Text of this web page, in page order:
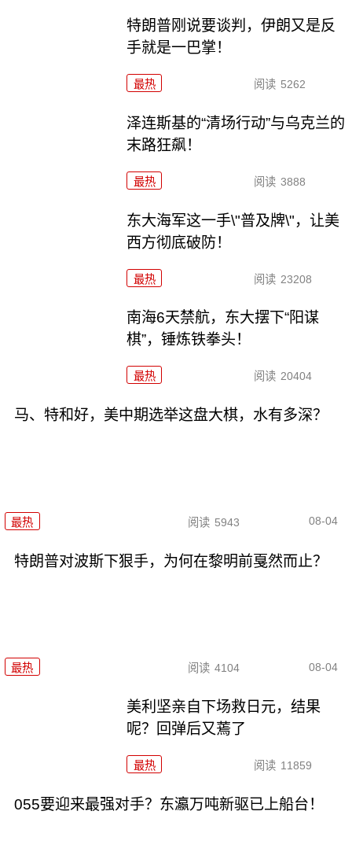
特朗普刚说要谈判，伊朗又是反
手就是一巴掌！
最热 阅读 5262
泽连斯基的“清场行动”与乌克兰的
末路狂飙！
最热 阅读 3888
东大海军这一手\"普及牌\"，让美
西方彻底破防！
最热 阅读 23208
南海6天禁航，东大摆下“阳谋
棋”，锤炼铁拳头！
最热 阅读 20404
马、特和好，美中期选举这盘大棋，水有多深？
最热 阅读 5943 08-04
特朗普对波斯下狠手，为何在黎明前戛然而止？
最热 阅读 4104 08-04
美利坚亲自下场救日元，结果
呢？回弹后又蔫了
最热 阅读 11859
055要迎来最强对手？东瀛万吨新驱已上船台！